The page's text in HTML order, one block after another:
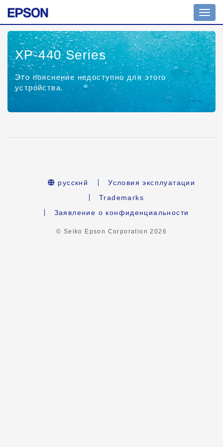
XP-440 Series
Это пояснение недоступно для этого
устройства.
русскнй
Условия эксплуатации
Trademarks
Заявление о конфиденциальности
© Seiko Epson Corporation2026